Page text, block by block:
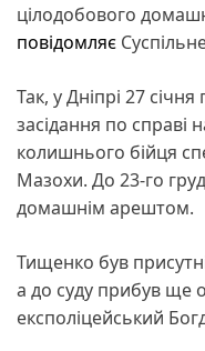
цілодобового
повідомляє
Так, у Дніпрі 27
засідання по
колишнього бійця
Мазохи. До 23-го
домашнім арештом.
Тищенко був
а до суду прибув ще
експоліцейський